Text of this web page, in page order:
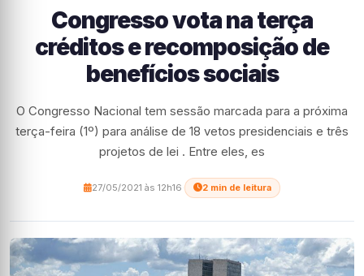
Congresso vota na terça
créditos e recomposição de
benefícios sociais
O Congresso Nacional tem sessão marcada para a próxima
terça-feira (1º) para análise de 18 vetos presidenciais e três
projetos de lei . Entre eles, es
27/05/2021 às 12h16 2 min de leitura